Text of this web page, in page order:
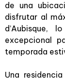
de una
disfrutar al
d’Aubisque,
excepcional
temporada
Una